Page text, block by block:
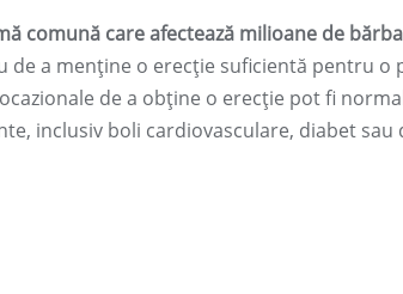
comună care afectează milioane de
de a menține o erecție suficientă pentru o
de a obține o erecție pot fi
inclusiv boli cardiovasculare, diabet